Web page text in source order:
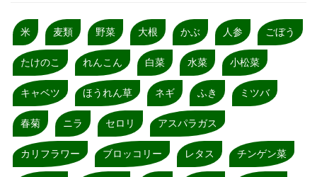
米 麦類 野菜 大根 かぶ 人参 ごぼう
たけのこ れんこん 白菜 水菜 小松菜
キャベツ ほうれん草 ネギ ふき ミツバ
春菊 ニラ セロリ アスパラガス
カリフラワー ブロッコリー レタス チンゲン菜